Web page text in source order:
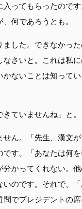
ってもらったので
何であろうとも。
した。できなかっ
さいと。これは私
ないことは知って
ていませんね」と。
ん。「先生、漢文
す。「あなたは何
かってくれない。
のです。それで、
でプレジデントの